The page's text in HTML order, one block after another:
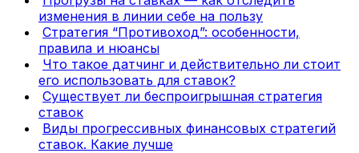
изменения в линии себе на пользу
Стратегия “Противоход”: особенности,
правила и нюансы
Что такое датчинг и действительно ли стоит
его использовать для ставок?
Существует ли беспроигрышная стратегия
ставок
Виды прогрессивных финансовых стратегий
ставок. Какие лучше